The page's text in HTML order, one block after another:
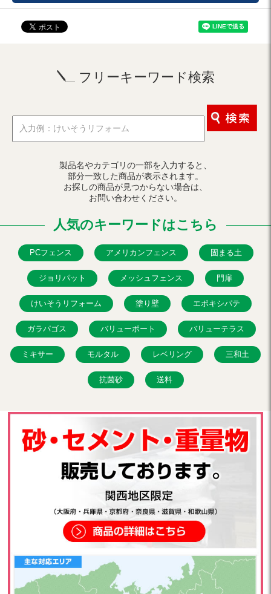
フリーキーワード検索
製品名やカテゴリの一部を入力すると、
部分一致した商品が表示されます。
お探しの商品が見つからない場合は、
お問い合わせください。
人気のキーワードはこちら
PCフェンス アメリカンフェンス 固まる土
ジョリパット メッシュフェンス 門扉
けいそうリフォーム 塗り壁 エポキシパテ
ガラパゴス バリューポート バリューテラス
ミキサー モルタル レベリング 三和土
抗菌砂 送料